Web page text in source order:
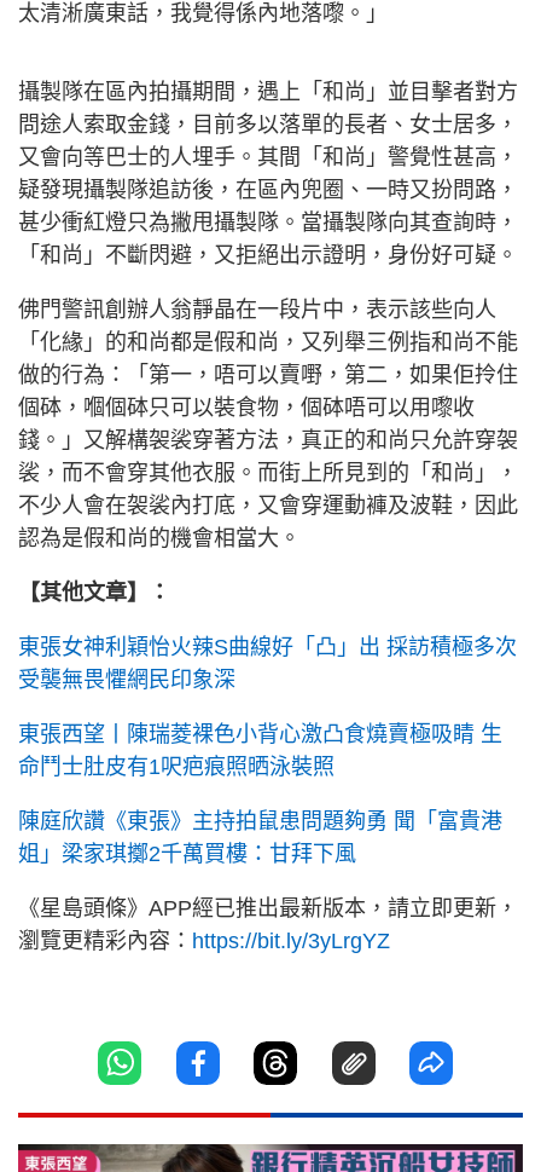
太清淅廣東話，我覺得係內地落嚟。」
攝製隊在區內拍攝期間，遇上「和尚」並目擊者對方
問途人索取金錢，目前多以落單的長者、女士居多，
又會向等巴士的人埋手。其間「和尚」警覺性甚高，
疑發現攝製隊追訪後，在區內兜圈、一時又扮問路，
甚少衝紅燈只為撇甩攝製隊。當攝製隊向其查詢時，
「和尚」不斷閃避，又拒絕出示證明，身份好可疑。
佛門警訊創辦人翁靜晶在一段片中，表示該些向人
「化緣」的和尚都是假和尚，又列舉三例指和尚不能
做的行為：「第一，唔可以賣嘢，第二，如果佢拎住
個砵，嗰個砵只可以裝食物，個砵唔可以用嚟收
錢。」又解構袈裟穿著方法，真正的和尚只允許穿袈
裟，而不會穿其他衣服。而街上所見到的「和尚」，
不少人會在袈裟內打底，又會穿運動褲及波鞋，因此
認為是假和尚的機會相當大。
【其他文章】：
東張女神利穎怡火辣S曲線好「凸」出 採訪積極多次
受襲無畏懼網民印象深
東張西望丨陳瑞菱裸色小背心激凸食燒賣極吸睛 生
命鬥士肚皮有1呎疤痕照晒泳裝照
陳庭欣讚《東張》主持拍鼠患問題夠勇 聞「富貴港
姐」梁家琪擲2千萬買樓：甘拜下風
《星島頭條》APP經已推出最新版本，請立即更新，
瀏覽更精彩內容： https://bit.ly/3yLrgYZ